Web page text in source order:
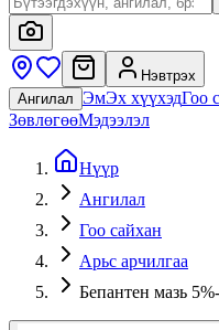
Нэвтрэх
Ангилал ЭмЭх хүүхэдГоо
ЗөвлөгөөМэдээлэл
Нүүр
Ангилал
Гоо сайхан
Арьс арчилгаа
Бепантен мазь